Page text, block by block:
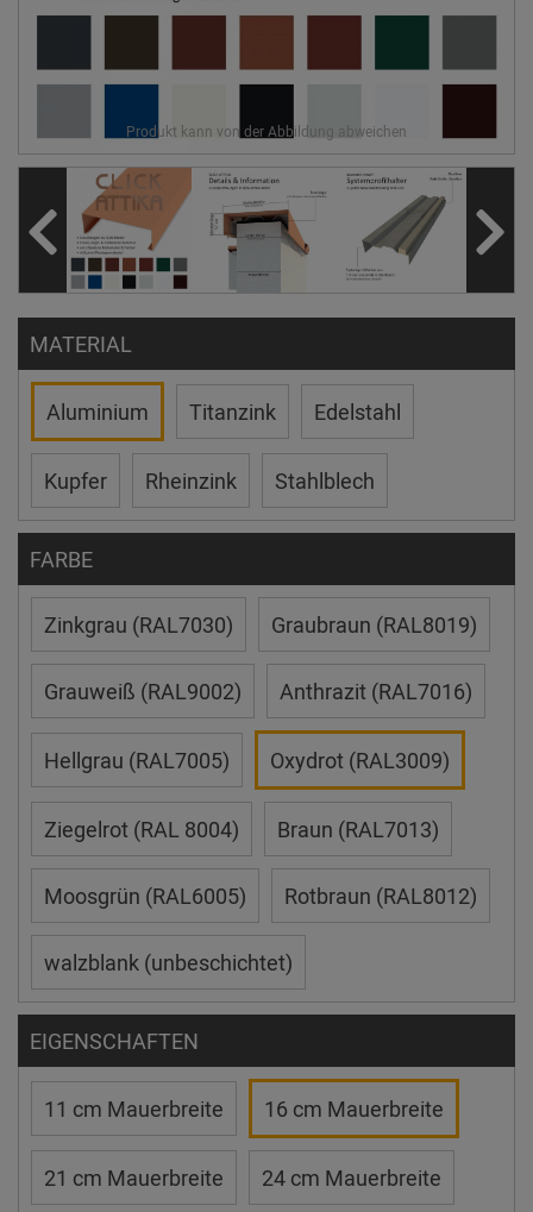
MATERIAL
Aluminium Titanzink Edelstahl
Kupfer Rheinzink Stahlblech
FARBE
Zinkgrau (RAL7030) Graubraun (RAL8019)
Grauweiß (RAL9002) Anthrazit (RAL7016)
Hellgrau (RAL7005) Oxydrot (RAL3009)
Ziegelrot (RAL 8004) Braun (RAL7013)
Moosgrün (RAL6005) Rotbraun (RAL8012)
walzblank (unbeschichtet)
EIGENSCHAFTEN
11 cm Mauerbreite 16 cm Mauerbreite
21 cm Mauerbreite 24 cm Mauerbreite